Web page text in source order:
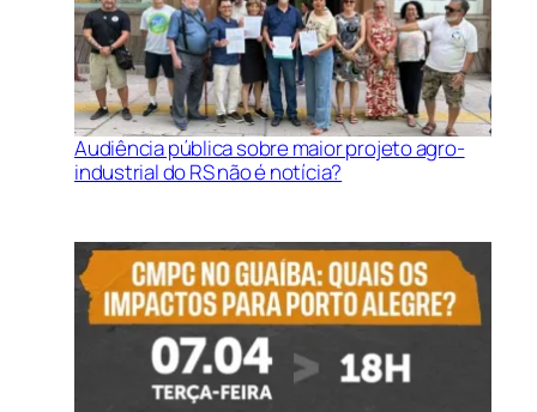
Audiência pública sobre maior projeto agro-
industrial do RS não é notícia?